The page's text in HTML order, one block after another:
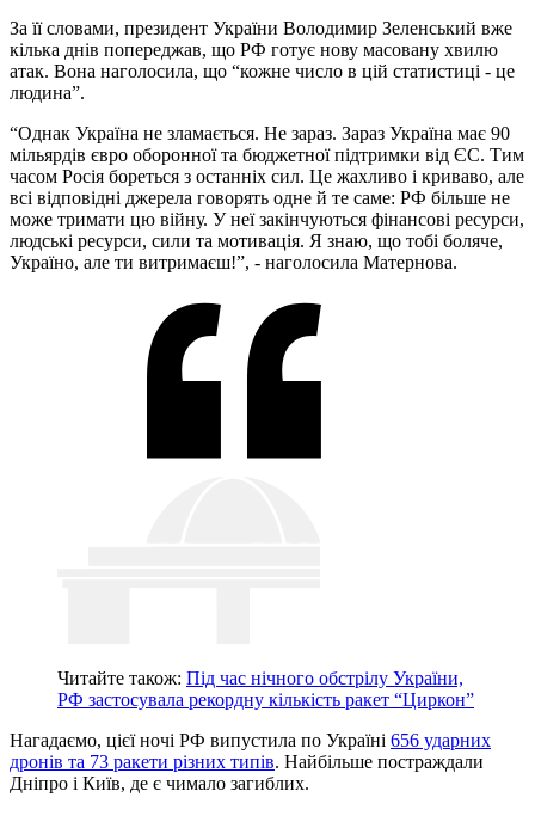
За її словами, президент України Володимир Зеленський вже
кілька днів попереджав, що РФ готує нову масовану хвилю
атак. Вона наголосила, що “кожне число в цій статистиці - це
людина”.
“Однак Україна не зламається. Не зараз. Зараз Україна має 90
мільярдів євро оборонної та бюджетної підтримки від ЄС. Тим
часом Росія бореться з останніх сил. Це жахливо і криваво, але
всі відповідні джерела говорять одне й те саме: РФ більше не
може тримати цю війну. У неї закінчуються фінансові ресурси,
людські ресурси, сили та мотивація. Я знаю, що тобі боляче,
Україно, але ти витримаєш!”, - наголосила Матернова.
Читайте також: Під час нічного обстрілу України,
РФ застосувала рекордну кількість ракет “Циркон”
Нагадаємо, цієї ночі РФ випустила по Україні 656 ударних
дронів та 73 ракети різних типів. Найбільше постраждали
Дніпро і Київ, де є чимало загиблих.